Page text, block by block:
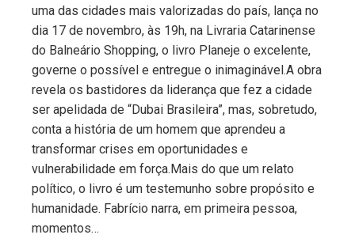
uma das cidades mais valorizadas do país, lança no
dia 17 de novembro, às 19h, na Livraria Catarinense
do Balneário Shopping, o livro Planeje o excelente,
governe o possível e entregue o inimaginável.A obra
revela os bastidores da liderança que fez a cidade
ser apelidada de “Dubai Brasileira”, mas, sobretudo,
conta a história de um homem que aprendeu a
transformar crises em oportunidades e
vulnerabilidade em força.Mais do que um relato
político, o livro é um testemunho sobre propósito e
humanidade. Fabrício narra, em primeira pessoa,
momentos…